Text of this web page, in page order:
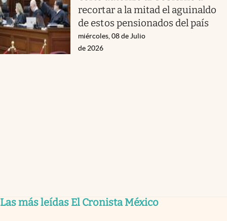
recortar a la mitad el aguinaldo
de estos pensionados del país
miércoles, 08 de Julio
de 2026
Las más leídas El Cronista México